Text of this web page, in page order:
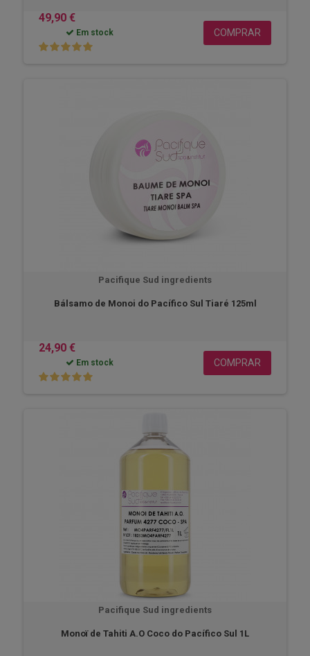
49,90 €
Em stock COMPRAR
Pacifique Sud ingredients
Bálsamo de Monoi do Pacífico Sul Tiaré 125ml
24,90 €
Em stock COMPRAR
Pacifique Sud ingredients
Monoï de Tahiti A.O Coco do Pacífico Sul 1L